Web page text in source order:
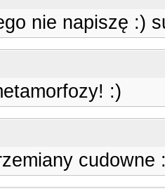
nie napiszę :)
:)
cudowne